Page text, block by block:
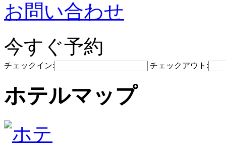
お問い合わせ
今すぐ予約
チェックイン: チェックアウト:
ホテルマップ